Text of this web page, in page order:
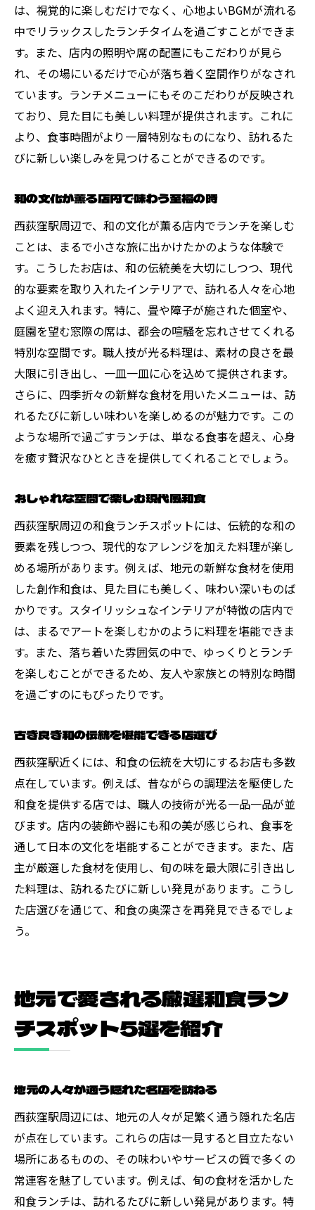
は、視覚的に楽しむだけでなく、心地よいBGMが流れる
中でリラックスしたランチタイムを過ごすことができま
す。また、店内の照明や席の配置にもこだわりが見ら
れ、その場にいるだけで心が落ち着く空間作りがなされ
ています。ランチメニューにもそのこだわりが反映され
ており、見た目にも美しい料理が提供されます。これに
より、食事時間がより一層特別なものになり、訪れるた
びに新しい楽しみを見つけることができるのです。
和の文化が薫る店内で味わう至福の時
西荻窪駅周辺で、和の文化が薫る店内でランチを楽しむ
ことは、まるで小さな旅に出かけたかのような体験で
す。こうしたお店は、和の伝統美を大切にしつつ、現代
的な要素を取り入れたインテリアで、訪れる人々を心地
よく迎え入れます。特に、畳や障子が施された個室や、
庭園を望む窓際の席は、都会の喧騒を忘れさせてくれる
特別な空間です。職人技が光る料理は、素材の良さを最
大限に引き出し、一皿一皿に心を込めて提供されます。
さらに、四季折々の新鮮な食材を用いたメニューは、訪
れるたびに新しい味わいを楽しめるのが魅力です。この
ような場所で過ごすランチは、単なる食事を超え、心身
を癒す贅沢なひとときを提供してくれることでしょう。
おしゃれな空間で楽しむ現代風和食
西荻窪駅周辺の和食ランチスポットには、伝統的な和の
要素を残しつつ、現代的なアレンジを加えた料理が楽し
める場所があります。例えば、地元の新鮮な食材を使用
した創作和食は、見た目にも美しく、味わい深いものば
かりです。スタイリッシュなインテリアが特徴の店内で
は、まるでアートを楽しむかのように料理を堪能できま
す。また、落ち着いた雰囲気の中で、ゆっくりとランチ
を楽しむことができるため、友人や家族との特別な時間
を過ごすのにもぴったりです。
古き良き和の伝統を堪能できる店選び
西荻窪駅近くには、和食の伝統を大切にするお店も多数
点在しています。例えば、昔ながらの調理法を駆使した
和食を提供する店では、職人の技術が光る一品一品が並
びます。店内の装飾や器にも和の美が感じられ、食事を
通して日本の文化を堪能することができます。また、店
主が厳選した食材を使用し、旬の味を最大限に引き出し
た料理は、訪れるたびに新しい発見があります。こうし
た店選びを通じて、和食の奥深さを再発見できるでしょ
う。
地元で愛される厳選和食ラン
チスポット5選を紹介
地元の人々が通う隠れた名店を訪ねる
西荻窪駅周辺には、地元の人々が足繁く通う隠れた名店
が点在しています。これらの店は一見すると目立たない
場所にあるものの、その味わいやサービスの質で多くの
常連客を魅了しています。例えば、旬の食材を活かした
和食ランチは、訪れるたびに新しい発見があります。特